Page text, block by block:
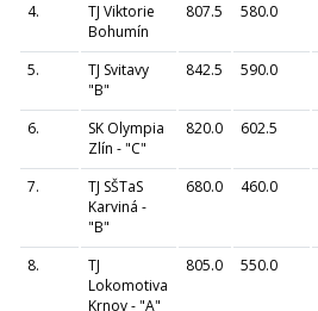
4.
TJ Viktorie
Bohumín
807.5 580.0
5.
TJ Svitavy
"B"
842.5 590.0
6.
SK Olympia
Zlín - "C"
820.0 602.5
7.
TJ SŠTaS
Karviná -
"B"
680.0 460.0
8.
TJ
Lokomotiva
Krnov - "A"
805.0 550.0